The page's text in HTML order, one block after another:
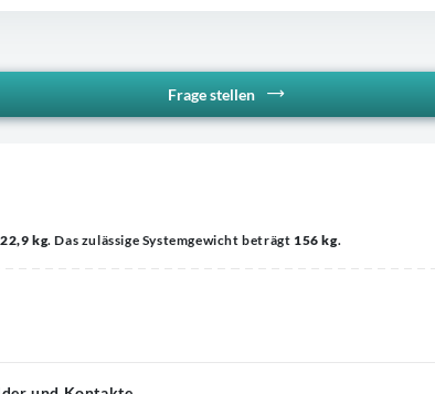
Frage stellen
22,9 kg. Das zulässige Systemgewicht beträgt 156 kg.